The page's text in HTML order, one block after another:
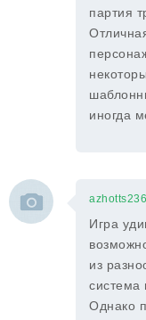
партия
иногда
Игра
из
система
Однако